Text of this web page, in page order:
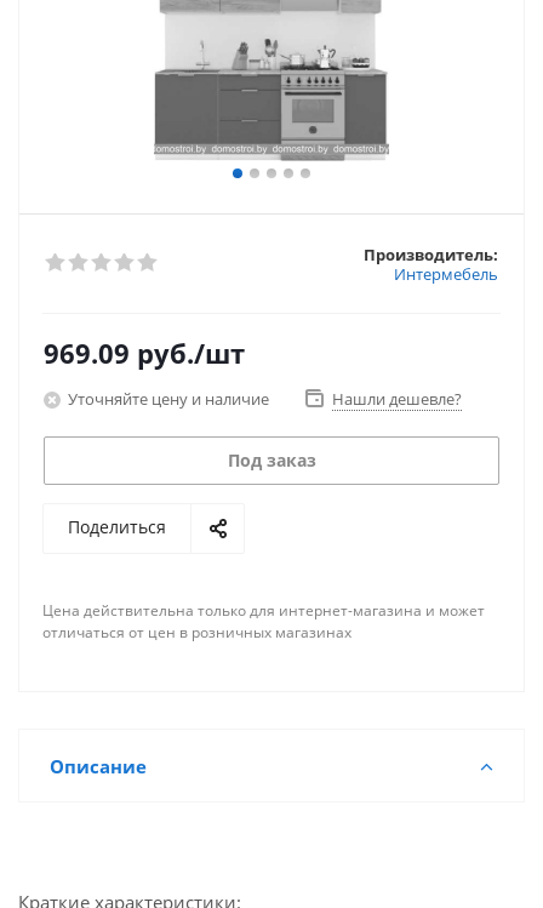
Производитель:
Интермебель
969.09 руб./шт
Уточняйте цену и наличие Нашли дешевле?
Под заказ
Поделиться
Цена действительна только для интернет-магазина и может
отличаться от цен в розничных магазинах
Описание
Краткие характеристики: